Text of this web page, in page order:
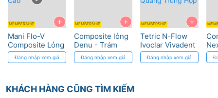
+
MEMBERSHIP
Mani Flo-V
Composite Lỏng
- Trám Cổ Răng
Hiệu Suất Cao
Đăng nhập xem giá
+
MEMBERSHIP
Composite lỏng
Denu - Trám
răng thẩm mỹ,
độ bám cao
Đăng nhập xem giá
+
MEMBERSHIP
Tetric N-Flow
Ivoclar Vivadent
- Composite
Lỏng Quang
Đăng nhập xem giá
KHÁCH HÀNG CŨNG TÌM KIẾM